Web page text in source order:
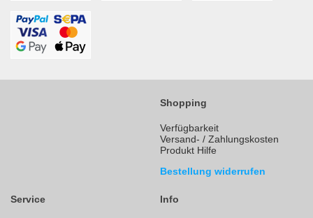
Shopping
Verfügbarkeit
Versand- / Zahlungskosten
Produkt Hilfe
Bestellung widerrufen
Service Info